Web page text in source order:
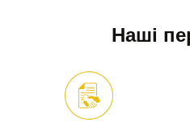
Наші